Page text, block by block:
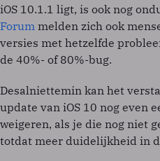
iOS 10.1.1 ligt, is ook nog
Forum melden zich ook
versies met hetzelfde
de 40%- of 80%-bug.
Desalniettemin kan het
update van iOS 10 nog even
weigeren, als je die nog niet
totdat meer duidelijkheid in